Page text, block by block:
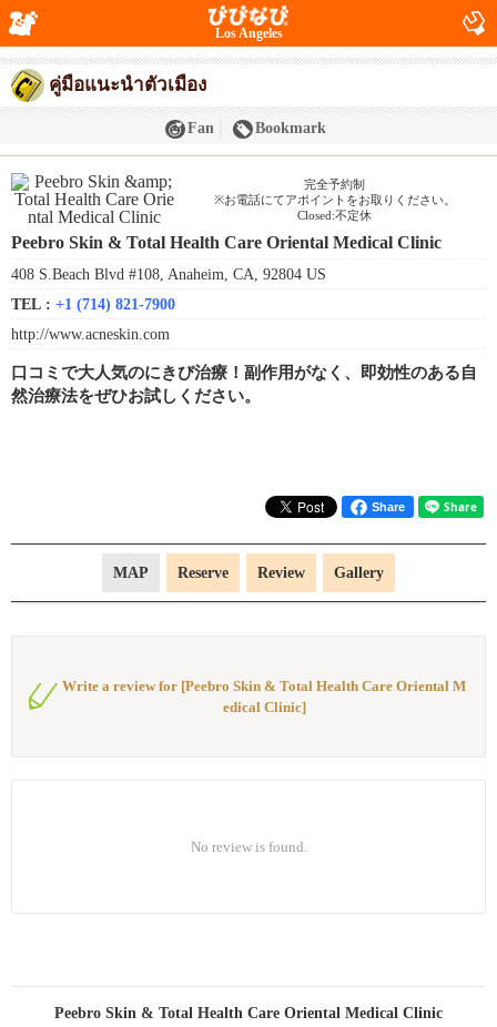
Los Angeles
คู่มือแนะนำตัวเมือง
Fan Bookmark
完全予約制
※お電話にてアポイントをお取りください。
Closed:不定休
Peebro Skin & Total Health Care Oriental Medical Clinic
408 S.Beach Blvd #108, Anaheim, CA, 92804 US
TEL : +1 (714) 821-7900
http://www.acneskin.com
口コミで大人気のにきび治療！副作用がなく、即効性のある自
然治療法をぜひお試しください。
Share
MAP Reserve Review Gallery
Write a review for [Peebro Skin & Total Health Care Oriental M
edical Clinic]
No review is found.
Peebro Skin & Total Health Care Oriental Medical Clinic